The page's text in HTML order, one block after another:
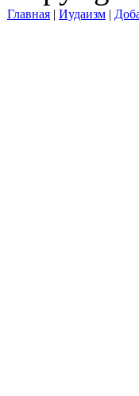
Главная | Иудаизм |